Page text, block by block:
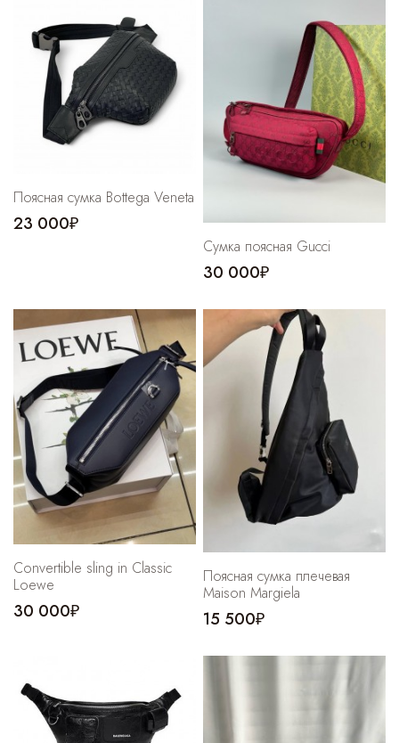
Поясная сумка Bottega Veneta
23 000₽
Сумка поясная Gucci
30 000₽
Convertible sling in Classic
Loewe
30 000₽
Поясная сумка плечевая
Maison Margiela
15 500₽
Комбинезоны